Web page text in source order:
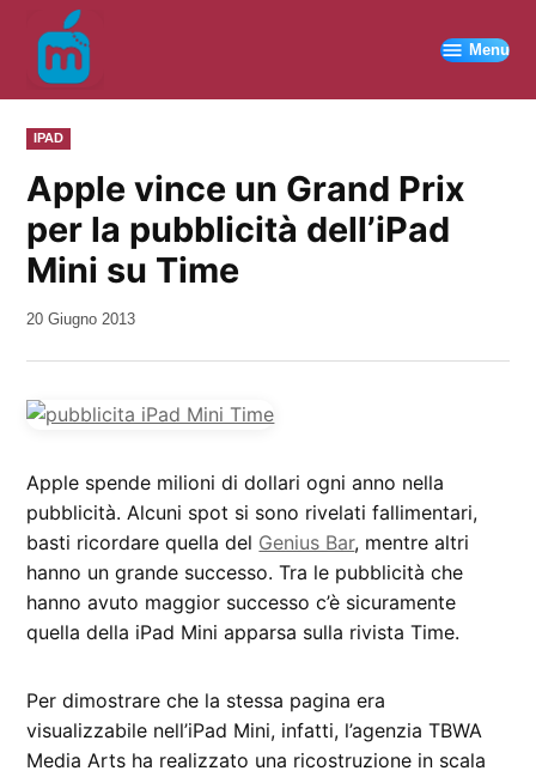
contenuto
Menu
PUBBLICATO
IN
IPAD
Apple vince un Grand Prix
per la pubblicità dell’iPad
Mini su Time
da
20 Giugno 2013
Apple spende milioni di dollari ogni anno nella
pubblicità. Alcuni spot si sono rivelati fallimentari,
basti ricordare quella del Genius Bar, mentre altri
hanno un grande successo. Tra le pubblicità che
hanno avuto maggior successo c’è sicuramente
quella della iPad Mini apparsa sulla rivista Time.
Per dimostrare che la stessa pagina era
visualizzabile nell’iPad Mini, infatti, l’agenzia TBWA
Media Arts ha realizzato una ricostruzione in scala